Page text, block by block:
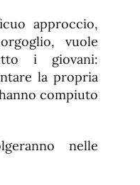
approccio,
vuole
i giovani:
la propria
compiuto
nelle